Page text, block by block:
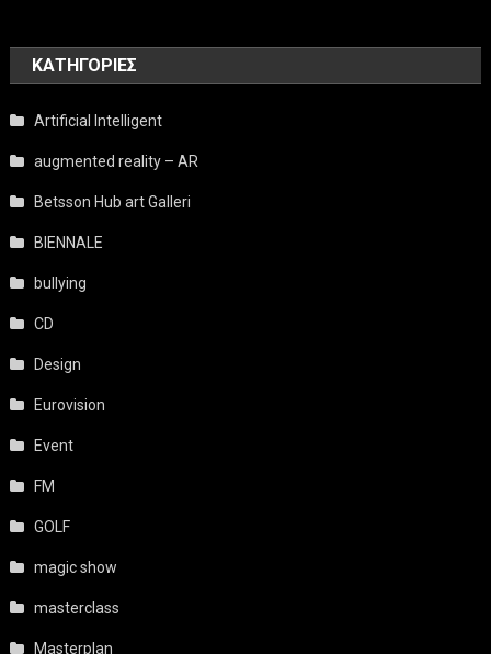
KΑΤΗΓΟΡΊΕΣ
Artificial Intelligent
augmented reality – AR
Betsson Hub art Galleri
BIENNALE
bullying
CD
Design
Eurovision
Event
FM
GOLF
magic show
masterclass
Masterplan